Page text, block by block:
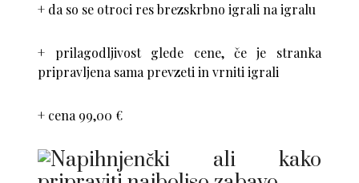
+ da so se otroci res brezskrbno igrali na igralu
+ prilagodljivost glede cene, če je stranka
pripravljena sama prevzeti in vrniti igrali
+ cena 99,00 €